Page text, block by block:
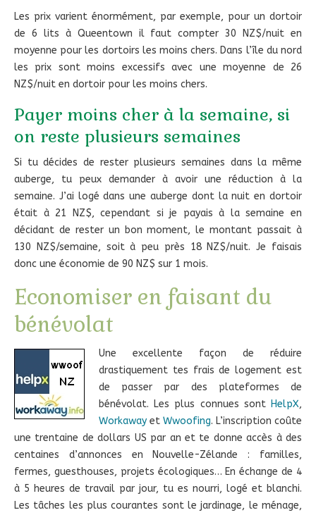
Les prix varient énormément, par exemple, pour un dortoir
de 6 lits à Queentown il faut compter 30 NZ$/nuit en
moyenne pour les dortoirs les moins chers. Dans l’île du nord
les prix sont moins excessifs avec une moyenne de 26
NZ$/nuit en dortoir pour les moins chers.
Payer moins cher à la semaine, si
on reste plusieurs semaines
Si tu décides de rester plusieurs semaines dans la même
auberge, tu peux demander à avoir une réduction à la
semaine. J’ai logé dans une auberge dont la nuit en dortoir
était à 21 NZ$, cependant si je payais à la semaine en
décidant de rester un bon moment, le montant passait à
130 NZ$/semaine, soit à peu près 18 NZ$/nuit. Je faisais
donc une économie de 90 NZ$ sur 1 mois.
Economiser en faisant du
bénévolat
Une excellente façon de réduire
drastiquement tes frais de logement est
de passer par des plateformes de
bénévolat. Les plus connues sont HelpX,
Workaway et Wwoofing. L’inscription coûte
une trentaine de dollars US par an et te donne accès à des
centaines d’annonces en Nouvelle-Zélande : familles,
fermes, guesthouses, projets écologiques… En échange de 4
à 5 heures de travail par jour, tu es nourri, logé et blanchi.
Les tâches les plus courantes sont le jardinage, le ménage,